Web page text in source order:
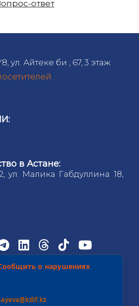
ответ
ул. Айтеке би , 67, 3 этаж
в Астане:
ул. Малика Габдуллина 18,
о нарушениях